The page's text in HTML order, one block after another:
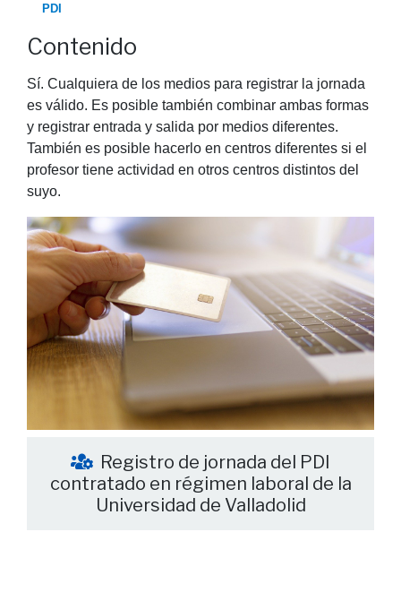
PDI
Contenido
Sí. Cualquiera de los medios para registrar la jornada
es válido. Es posible también combinar ambas formas
y registrar entrada y salida por medios diferentes.
También es posible hacerlo en centros diferentes si el
profesor tiene actividad en otros centros distintos del
suyo.
Registro de jornada del PDI
contratado en régimen laboral de la
Universidad de Valladolid